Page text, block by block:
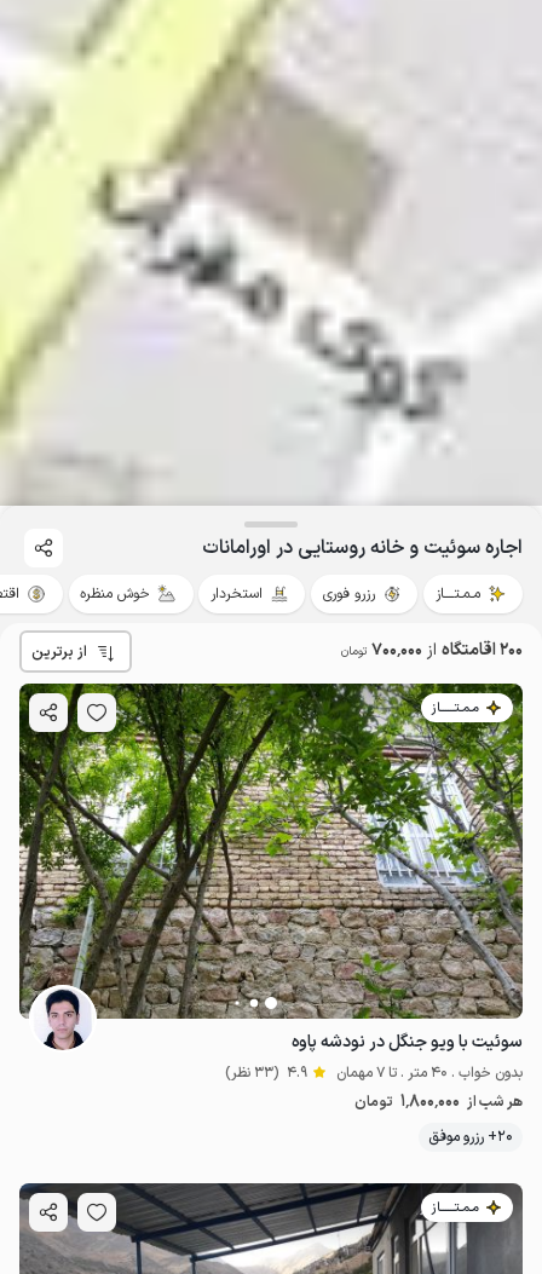
اجاره سوئیت و خانه روستایی در اورامانات
مـمـتــــاز رزرو فوری استخردار خوش منظره
200 اقامتگاه از 700٬000 تومان از برترین
مـمـتــــــاز
سوئیت با ویو جنگل در نودشه پاوه
بدون خواب . 40 متر . تا 7 مهمان 4.9 (33 نظر)
هر شب از 1٬800٬000 تومان
20+ رزرو موفق
مـمـتــــــاز